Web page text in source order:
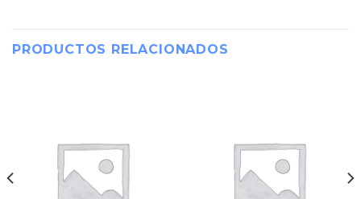
PRODUCTOS RELACIONADOS